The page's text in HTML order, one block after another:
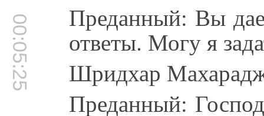
00:05:25 Преданный: Вы
ответы. Могу я
Шридхар
Преданный: